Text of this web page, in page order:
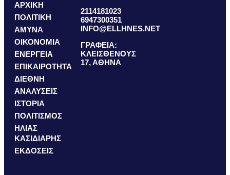
ΑΡΧΙΚΗ
ΠΟΛΙΤΙΚΗ
ΑΜΥΝΑ
ΟΙΚΟΝΟΜΙΑ
ΕΝΕΡΓΕΙΑ
ΕΠΙΚΑΙΡΟΤΗΤΑ
ΔΙΕΘΝΗ
ΑΝΑΛΥΣΕΙΣ
ΙΣΤΟΡΙΑ
ΠΟΛΙΤΙΣΜΟΣ
ΗΛΙΑΣ
ΚΑΣΙΔΙΑΡΗΣ
ΕΚΔΟΣΕΙΣ
2114181023
6947300351
INFO@ELLHNES.NET
ΓΡΑΦΕΙΑ:
ΚΛΕΙΣΘΕΝΟΥΣ
17, ΑΘΗΝΑ